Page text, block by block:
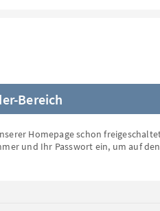
Bereich
Homepage schon
und Ihr Passwort ein, um auf